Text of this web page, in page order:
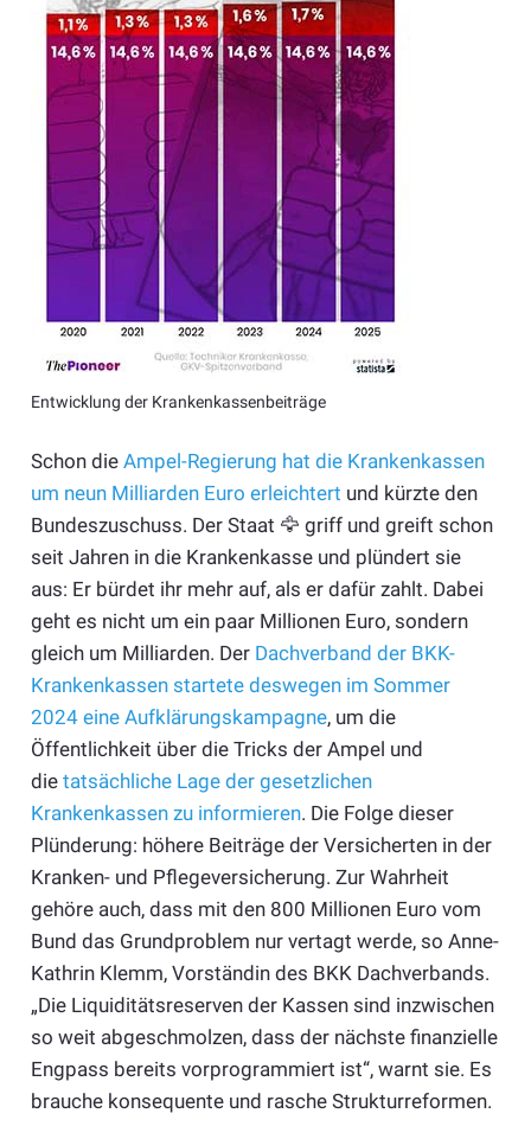
Entwicklung der Krankenkassenbeiträge
Schon die Ampel-Regierung hat die Krankenkassen
um neun Milliarden Euro erleichtert und kürzte den
Bundeszuschuss. Der Staat 🦅 griff und greift schon
seit Jahren in die Krankenkasse und plündert sie
aus: Er bürdet ihr mehr auf, als er dafür zahlt. Dabei
geht es nicht um ein paar Millionen Euro, sondern
gleich um Milliarden. Der Dachverband der BKK-
Krankenkassen startete deswegen im Sommer
2024 eine Aufklärungskampagne, um die
Öffentlichkeit über die Tricks der Ampel und
die tatsächliche Lage der gesetzlichen
Krankenkassen zu informieren. Die Folge dieser
Plünderung: höhere Beiträge der Versicherten in der
Kranken- und Pflegeversicherung. Zur Wahrheit
gehöre auch, dass mit den 800 Millionen Euro vom
Bund das Grundproblem nur vertagt werde, so Anne-
Kathrin Klemm, Vorständin des BKK Dachverbands.
„Die Liquiditätsreserven der Kassen sind inzwischen
so weit abgeschmolzen, dass der nächste finanzielle
Engpass bereits vorprogrammiert ist“, warnt sie. Es
brauche konsequente und rasche Strukturreformen.